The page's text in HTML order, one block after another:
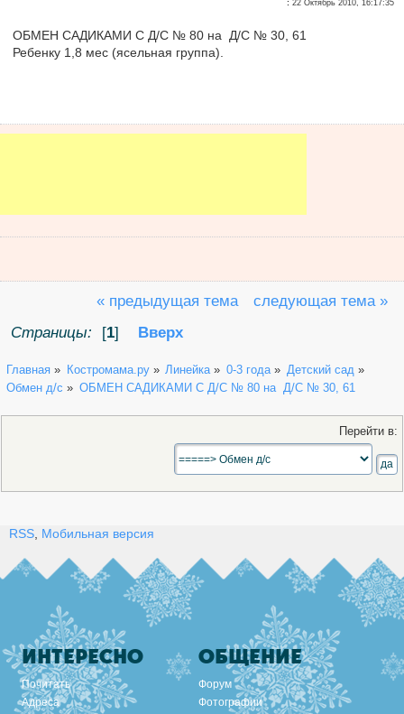
:22 Октябрь 2010, 16:17:35
ОБМЕН САДИКАМИ С Д/С № 80 на Д/С № 30, 61
Ребенку 1,8 мес (ясельная группа).
« предыдущая тема
следующая тема »
Страницы:
[1] Вверх
Главная » Костромама.ру» Линейка» 0-3 года» Детский сад»
Обмен д/с » ОБМЕН САДИКАМИ С Д/С № 80 на  Д/С № 30, 61
Перейти в:
RSS Мобильная версия
ИНТЕРЕСНО
Почитать
Адреса
ОБЩЕНИЕ
Форум
Фотографии